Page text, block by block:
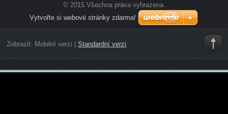
© 2015 Všechna práva vyhrazena.
Vytvořte si webové stránky zdarma!
Zobrazit: Mobilní verzi Standardní verzi